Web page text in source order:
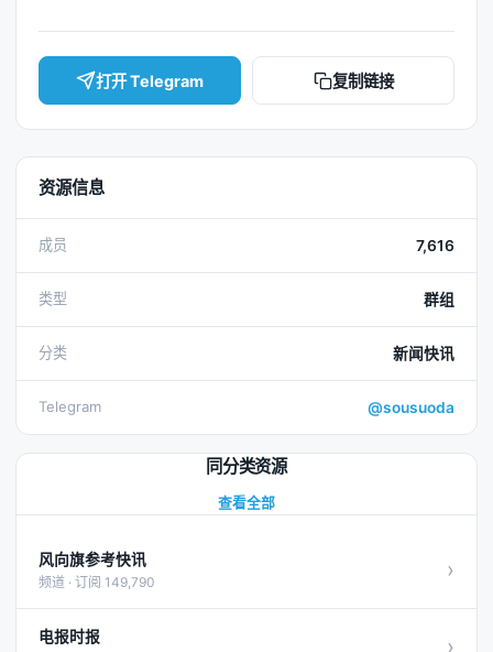
打开 Telegram 复制链接
资源信息
成员 7,616
类型 群组
分类 新闻快讯
Telegram @sousuoda
同分类资源
查看全部
风向旗参考快讯
频道 · 订阅 149,790 ›
电报时报 ›